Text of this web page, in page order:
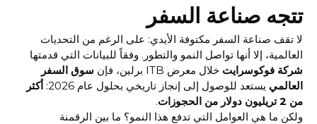
تتجه صناعة السفر
لا تقف صناعة السفر مكتوفة الأيدي: على الرغم من التحديات
العالمية، إلا أنها تواصل النمو والتطور. وفقاً للبيانات التي قدمتها
شركة فوكوسرايت خلال معرض ITB برلين، فإن
سوق السفر
العالمي يستعد للوصول إلى إنجاز تاريخي بحلول عام 2026:
أكثر
من 2 تريليون دولار من الحجوزات
.
ولكن ما هي العوامل التي تدفع هذا النمو؟ ما بين الرقمنة